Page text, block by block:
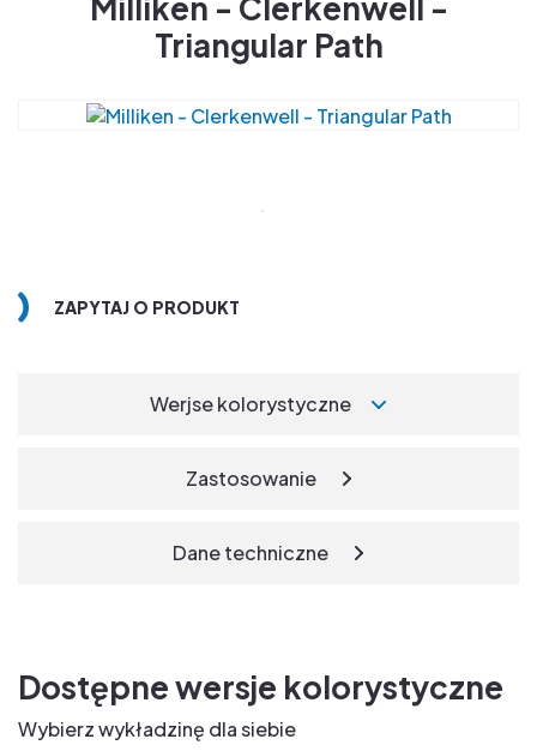
Triangular Path
ZAPYTAJ O PRODUKT
Werjse kolorystyczne
Zastosowanie
Dane techniczne
Dostępne wersje kolorystyczne
Wybierz wykładzinę dla siebie